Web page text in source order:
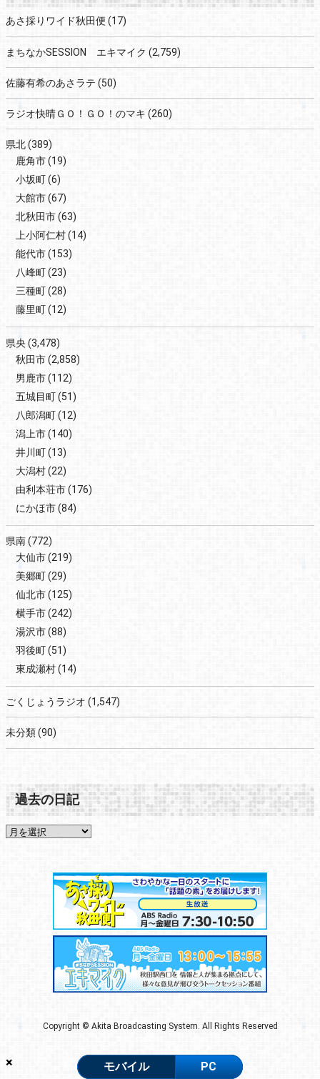
×
あさ採りワイド秋田便 (17)
まちなかSESSION エキマイク (2,759)
佐藤有希のあさラテ (50)
ラジオ快晴ＧＯ！ＧＯ！のマキ (260)
県北(389)
鹿角市(19)
小坂町(6)
大館市(67)
北秋田市(63)
上小阿仁村(14)
能代市(153)
八峰町(23)
三種町(28)
藤里町(12)
県央 (3,478)
秋田市(2,858)
男鹿市(112)
五城目町(51)
八郎潟町(12)
潟上市(140)
井川町(13)
大潟村(22)
由利本荘市(176)
にかほ市(84)
県南(772)
大仙市(219)
美郷町(29)
仙北市(125)
横手市(242)
湯沢市(88)
羽後町(51)
東成瀬村(14)
ごくじょうラジオ (1,547)
未分類(90)
過去の日記
Copyright © Akita Broadcasting System. All Rights Reserved
モバイル PC